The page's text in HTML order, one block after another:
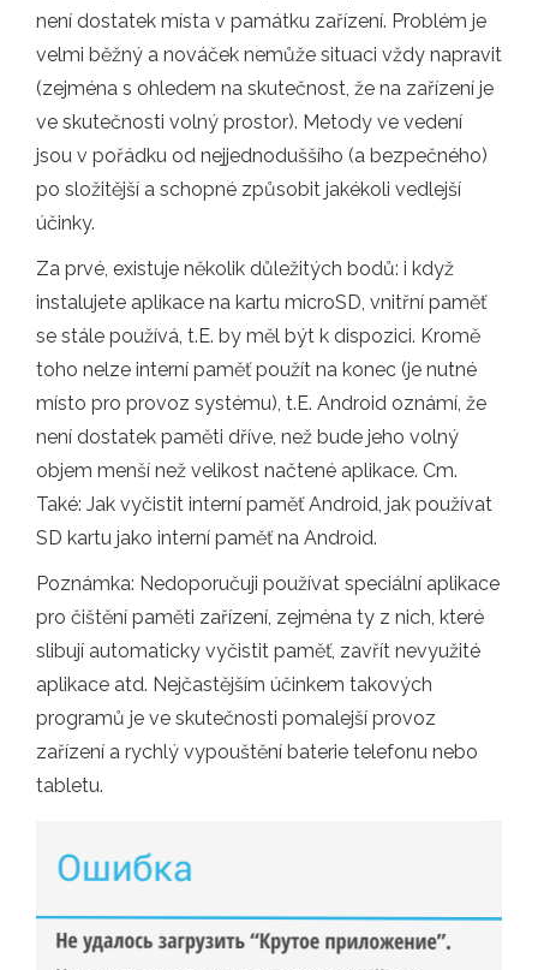
není dostatek místa v památku zařízení. Problém je
velmi běžný a nováček nemůže situaci vždy napravit
(zejména s ohledem na skutečnost, že na zařízení je
ve skutečnosti volný prostor). Metody ve vedení
jsou v pořádku od nejjednoduššího (a bezpečného)
po složitější a schopné způsobit jakékoli vedlejší
účinky.
Za prvé, existuje několik důležitých bodů: i když
instalujete aplikace na kartu microSD, vnitřní paměť
se stále používá, t.E. by měl být k dispozici. Kromě
toho nelze interní paměť použít na konec (je nutné
místo pro provoz systému), t.E. Android oznámí, že
není dostatek paměti dříve, než bude jeho volný
objem menší než velikost načtené aplikace. Cm.
Také: Jak vyčistit interní paměť Android, jak používat
SD kartu jako interní paměť na Android.
Poznámka: Nedoporučuji používat speciální aplikace
pro čištění paměti zařízení, zejména ty z nich, které
slibují automaticky vyčistit paměť, zavřít nevyužité
aplikace atd. Nejčastějším účinkem takových
programů je ve skutečnosti pomalejší provoz
zařízení a rychlý vypouštění baterie telefonu nebo
tabletu.